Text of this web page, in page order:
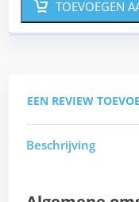
TOEVOEGEN
EEN REVIEW
Beschrijving